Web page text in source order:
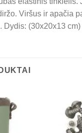
Viršus ir apačia
Dydis: (30x20x13 cm)